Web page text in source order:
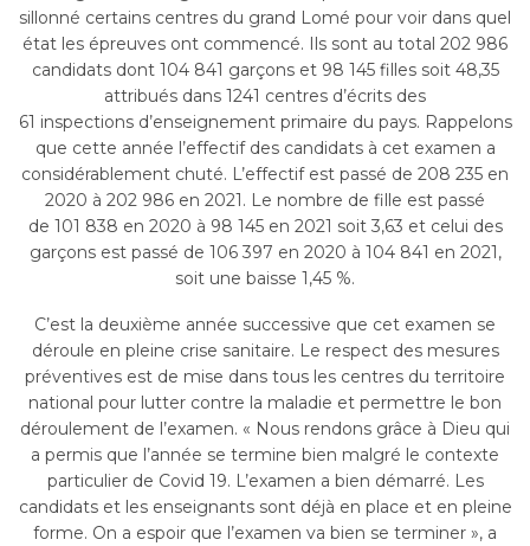
sillonné certains centres du grand Lomé pour voir dans quel
état les épreuves ont commencé. Ils sont au total 202 986
candidats dont 104 841 garçons et 98 145 filles soit 48,35
attribués dans 1241 centres d’écrits des
61 inspections d’enseignement primaire du pays. Rappelons
que cette année l’effectif des candidats à cet examen a
considérablement chuté. L’effectif est passé de 208 235 en
2020 à 202 986 en 2021. Le nombre de fille est passé
de 101 838 en 2020 à 98 145 en 2021 soit 3,63 et celui des
garçons est passé de 106 397 en 2020 à 104 841 en 2021,
soit une baisse 1,45 %.
C’est la deuxième année successive que cet examen se
déroule en pleine crise sanitaire. Le respect des mesures
préventives est de mise dans tous les centres du territoire
national pour lutter contre la maladie et permettre le bon
déroulement de l’examen. « Nous rendons grâce à Dieu qui
a permis que l’année se termine bien malgré le contexte
particulier de Covid 19. L’examen a bien démarré. Les
candidats et les enseignants sont déjà en place et en pleine
forme. On a espoir que l’examen va bien se terminer », a